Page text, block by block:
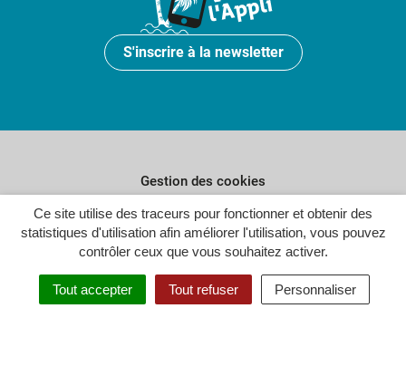
Ce site utilise des traceurs pour fonctionner et obtenir des
statistiques d'utilisation afin améliorer l'utilisation, vous pouvez
contrôler ceux que vous souhaitez activer.
Tout accepter Tout refuser Personnaliser
S'inscrire à la newsletter
Gestion des cookies
Plan du site
Politique de confidentialité
Crédits